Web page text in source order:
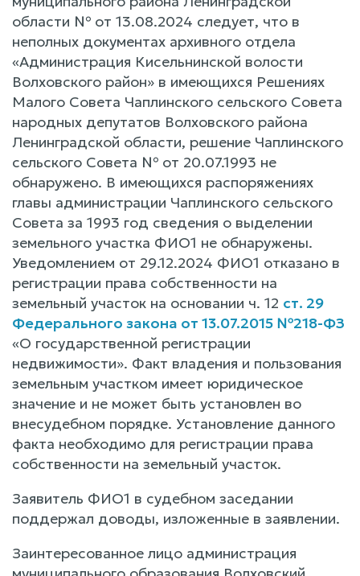
области № от 13.08.2024 следует, что в
неполных документах архивного отдела
«Администрация Кисельнинской волости
Волховского район» в имеющихся Решениях
Малого Совета Чаплинского сельского Совета
народных депутатов Волховского района
Ленинградской области, решение Чаплинского
сельского Совета № от 20.07.1993 не
обнаружено. В имеющихся распоряжениях
главы администрации Чаплинского сельского
Совета за 1993 год сведения о выделении
земельного участка ФИО1 не обнаружены.
Уведомлением от 29.12.2024 ФИО1 отказано в
регистрации права собственности на
земельный участок на основании ч. 12 ст. 29
Федерального закона от 13.07.2015 №218-ФЗ
«О государственной регистрации
недвижимости». Факт владения и пользования
земельным участком имеет юридическое
значение и не может быть установлен во
внесудебном порядке. Установление данного
факта необходимо для регистрации права
собственности на земельный участок.
Заявитель ФИО1 в судебном заседании
поддержал доводы, изложенные в заявлении.
Заинтересованное лицо администрация